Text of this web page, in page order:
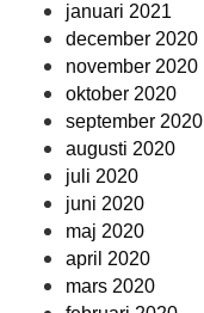
januari 2021
december 2020
november 2020
oktober 2020
september 2020
augusti 2020
juli 2020
juni 2020
maj 2020
april 2020
mars 2020